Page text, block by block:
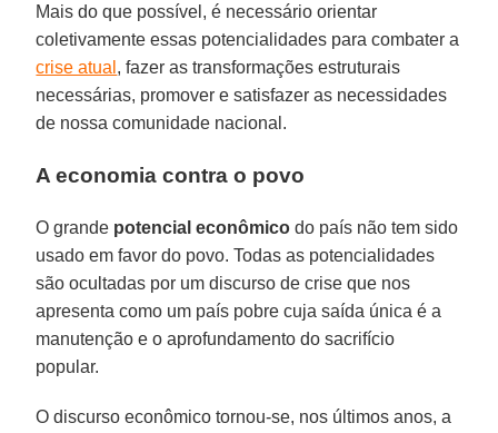
Mais do que possível, é necessário orientar
coletivamente essas potencialidades para combater a
crise atual , fazer as transformações estruturais
necessárias, promover e satisfazer as necessidades
de nossa comunidade nacional.
A economia contra o povo
O grande potencial econômico do país não tem sido
usado em favor do povo. Todas as potencialidades
são ocultadas por um discurso de crise que nos
apresenta como um país pobre cuja saída única é a
manutenção e o aprofundamento do sacrifício
popular.
O discurso econômico tornou-se, nos últimos anos, a